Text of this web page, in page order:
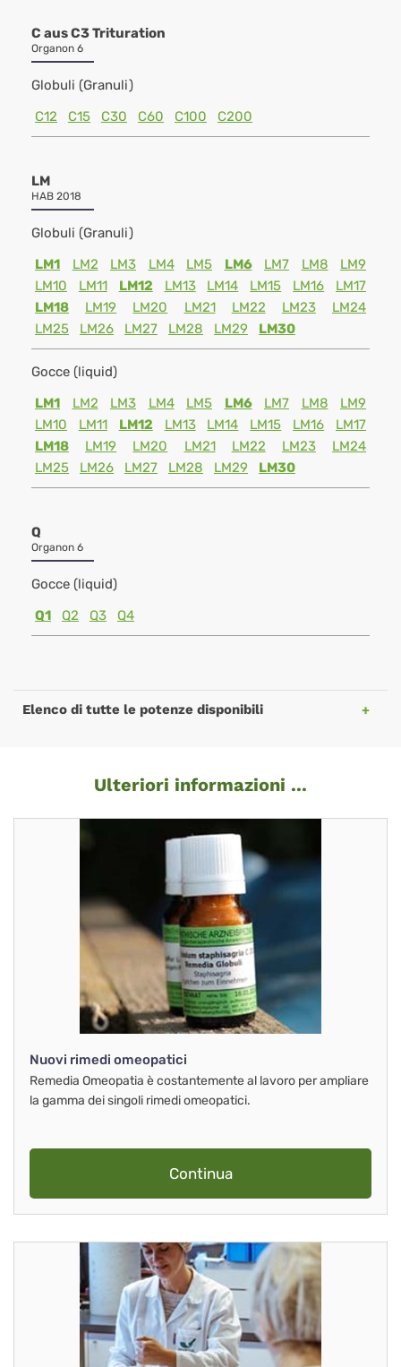
C aus C3 Trituration
Organon 6
Globuli (Granuli)
C12
C15 C30 C60 C100 C200
LM
HAB 2018
Globuli (Granuli)
LM1
LM2 LM3 LM4 LM5 LM6 LM7 LM8
LM9
LM10
LM11 LM12 LM13 LM14 LM15 LM16
LM17
LM18
LM19 LM20 LM21 LM22 LM23
LM24
LM25
LM26 LM27 LM28 LM29 LM30
Gocce (liquid)
LM1
LM2 LM3 LM4 LM5 LM6 LM7 LM8
LM9
LM10
LM11 LM12 LM13 LM14 LM15 LM16
LM17
LM18
LM19 LM20 LM21 LM22 LM23
LM24
LM25
LM26 LM27 LM28 LM29 LM30
Q
Organon 6
Gocce (liquid)
Q1
Q2 Q3 Q4
Elenco di tutte le potenze disponibili
Ulteriori informazioni ...
Nuovi rimedi omeopatici
Remedia Omeopatia è costantemente al lavoro per ampliare
la gamma dei singoli rimedi omeopatici.
Continua